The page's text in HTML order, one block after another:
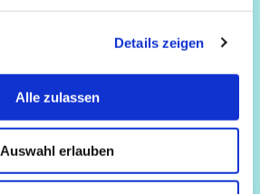
Details zeigen
Alle zulassen
Auswahl erlauben